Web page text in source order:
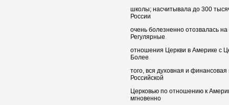
школы; насчитывала до 300
России
очень болезненно отозвалась
Регулярные
отношения Церкви в Америке с
Более
того, вся духовная и
Российской
Церковью по отношению к
мгновенно